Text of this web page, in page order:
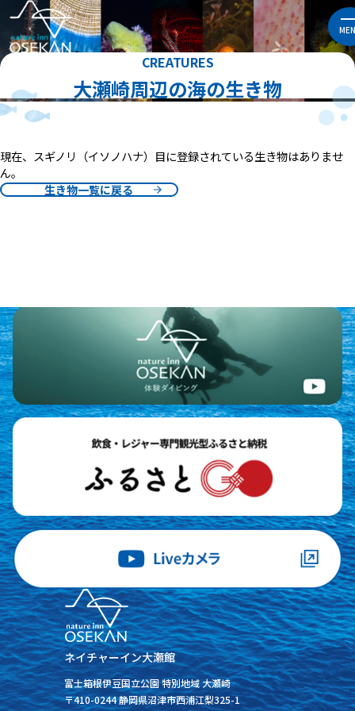
CREATURES
大瀬崎周辺の海の生き物
現在、スギノリ（イソノハナ）目に登録されている生き物はありませ
ん。
生き物一覧に戻る
ネイチャーイン大瀬館
富士箱根伊豆国立公園 特別地域 大瀬崎
〒410-0244 静岡県沼津市西浦江梨325-1